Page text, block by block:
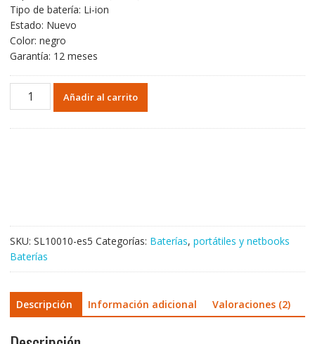
58,34€.34,82€.
Tipo de batería: Li-ion
Estado: Nuevo
Color: negro
Garantía: 12 meses
Portátil
batería
C
cantidad
Añadir al carrito
SKU: SL10010-es5 Categorías: Baterías, portátiles y netbooks
Baterías
Descripción Información adicional Valoraciones (2)